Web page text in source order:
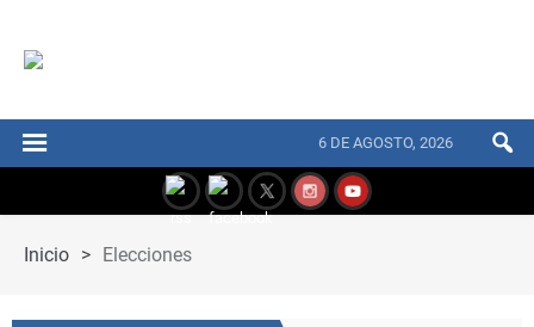
6 DE AGOSTO, 2026
Inicio > Elecciones